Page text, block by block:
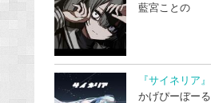
藍宮ことの
『サイネリア』
かげぴーぼーる